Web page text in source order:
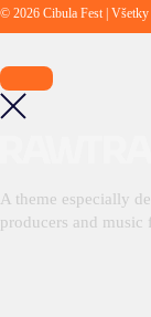
© 2026 Cibula Fest |
A theme especially
producers and music